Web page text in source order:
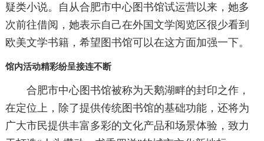
疑类小说。自从合肥市中心图书馆试运营以来，她多
次前往借阅，她表示自己在外国文学阅览区很少看到
欧美文学书籍，希望图书馆可以在这方面加强一下。
馆内活动精彩纷呈接连不断
合肥市中心图书馆被称为天鹅湖畔的封印之作，
在定位上，除了提供传统图书馆的基础功能，还将为
广大市民提供丰富多彩的文化产品和场景体验，致力